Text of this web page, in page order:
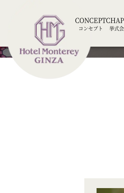
CONCEPT
コンセプト 挙式